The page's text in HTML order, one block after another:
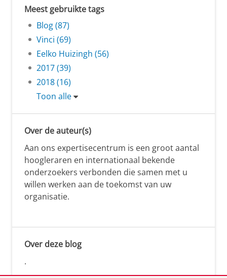
Meest gebruikte tags
Blog (87)
Vinci (69)
Eelko Huizingh (56)
2017 (39)
2018 (16)
Toon alle
Over de auteur(s)
Aan ons expertisecentrum is een groot aantal
hoogleraren en internationaal bekende
onderzoekers verbonden die samen met u
willen werken aan de toekomst van uw
organisatie.
Over deze blog
.